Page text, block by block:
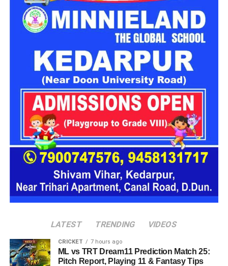
दुर्घटना की सूचना मिलते ही स्थानीय लोग और पुलिस टीम तुरंत मौके पर
पहुंची। घटनास्थल पर पहुंचकर राहत एवं बचाव कार्य शुरू किया गया।
समाचार लिखे जाने तक मृतक की पहचान और कार में सवार अन्य घायलों
की स्थिति के बारे में विस्तृत जानकारी प्राप्त नहीं हो सकी थी।
जांच जारी:इस दुखद घटना के
बाद से पूरे क्षेत्र में शोक की लहर
है। फिलहाल पुलिस द्वारा दुर्घटना
के कारणों की जांच की जा रही
है।
LATEST TRENDING VIDEOS
CRICKET 7 hours ago
ML vs TRT Dream11 Prediction Match 25:
Pitch Report, Playing 11 & Fantasy Tips